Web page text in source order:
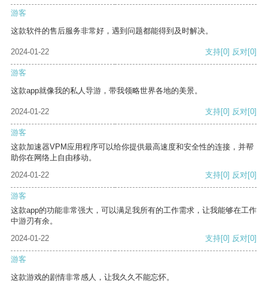
游客
这款软件的售后服务非常好，遇到问题都能得到及时解决。
2024-01-22 支持[0] 反对[0]
游客
这款app就像我的私人导游，带我领略世界各地的美景。
2024-01-22 支持[0] 反对[0]
游客
这款加速器VPM应用程序可以给你提供最高速度和安全性的连接，并帮
助你在网络上自由移动。
2024-01-22
支持[0] 反对[0]
游客
这款app的功能非常强大，可以满足我所有的工作需求，让我能够在工作
中游刃有余。
2024-01-22
支持[0] 反对[0]
游客
这款游戏的剧情非常感人，让我久久不能忘怀。